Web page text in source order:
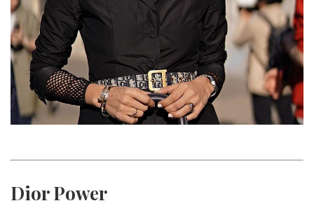
Dior Power